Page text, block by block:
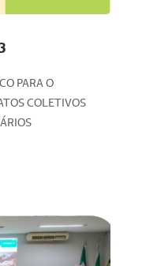
PARA O
COLETIVOS